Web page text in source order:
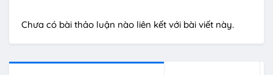
Chưa có bài thảo luận nào liên kết với bài viết này.